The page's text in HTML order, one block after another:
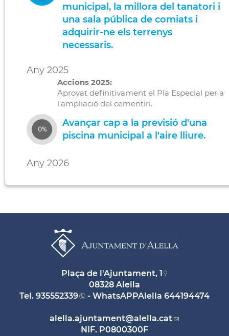
municipal, la millora del tanatori i
una sala pública de comiats i
adquirir-ne els terrenys
necessaris.
Any 2025
Accions 2025:
Aprovat definitivament el Pla Especial per a
l'ampliació del cementiri.
Avançar cap a la previsió d'una
piscina municipal a l'aire lliure.
Any 2026
Plaça de l'Ajuntament, 1
08328 Alella
Tel. 935552339 - WhatsAPPAlella 644194474
alella.ajuntament@alella.cat
NIF. P0800300F